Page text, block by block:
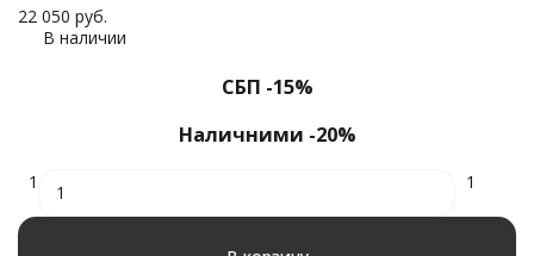
22 050 руб.
В наличии
СБП -15%
Наличними -20%
1 1